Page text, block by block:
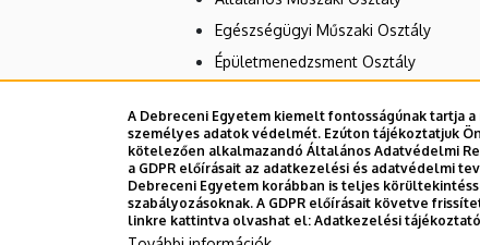
Egészségügyi Műszaki Osztály
Épületmenedzsment Osztály
Dolgozói adatmódosítás igénylése a
A Debreceni Egyetem kiemelt fontosságúnak
személyes adatok védelmét. Ezúton tájékoztatjuk
kötelezően alkalmazandó Általános Adatvédelmi
a GDPR előírásait az adatkezelési és adatvédelmi
Debreceni Egyetem korábban is teljes
szabályozásoknak. A GDPR előírásait követve
linkre kattintva olvashat el: Adatkezelési